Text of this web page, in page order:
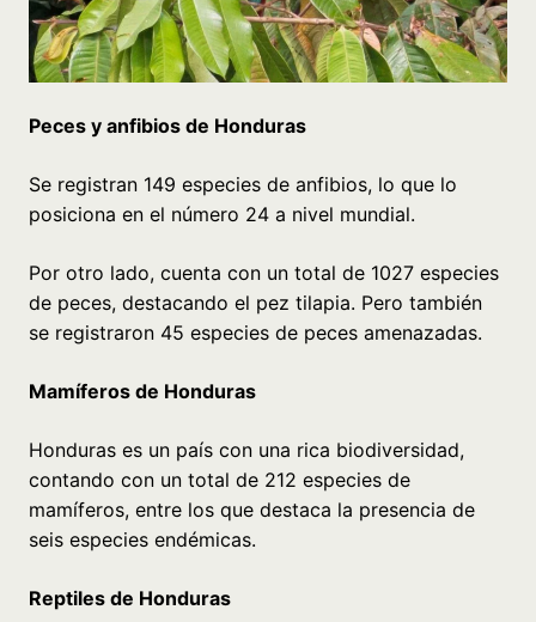
Peces y anfibios de Honduras
Se registran 149 especies de anfibios, lo que lo
posiciona en el número 24 a nivel mundial.
Por otro lado, cuenta con un total de 1027 especies
de peces, destacando el pez tilapia. Pero también
se registraron 45 especies de peces amenazadas.
Mamíferos de Honduras
Honduras es un país con una rica biodiversidad,
contando con un total de 212 especies de
mamíferos, entre los que destaca la presencia de
seis especies endémicas.
Reptiles de Honduras